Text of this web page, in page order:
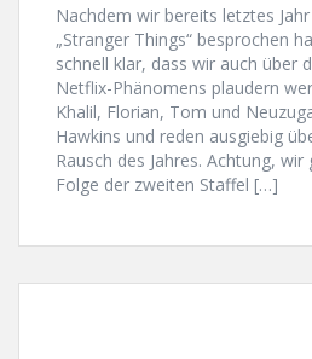
Nachdem wir bereits letztes
„Stranger Things“ besprochen
schnell klar, dass wir auch über
Netflix-Phänomens plaudern
Khalil, Florian, Tom und
Hawkins und reden ausgiebig
Rausch des Jahres. Achtung,
Folge der zweiten Staffel […]